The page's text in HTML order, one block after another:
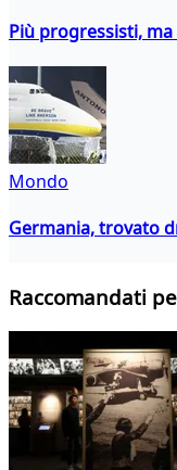
Più progressisti,
Mondo
Germania, trovato
Raccomandati